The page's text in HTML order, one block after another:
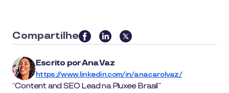
Compartilhe
this
article
on
social
Escrito porAna Vaz
https://www.linkedin.com/in/anacarolvaz/
Content and SEO Lead na Pluxee Brasil